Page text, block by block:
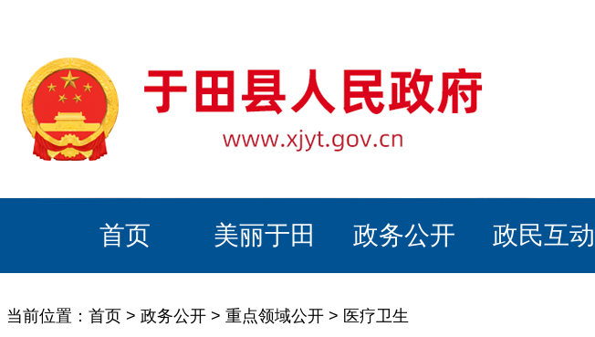
首页 美丽于田 政务公开 政民互动
当前位置： 首页 > 政务公开 > 重点领域公开 > 医疗卫生